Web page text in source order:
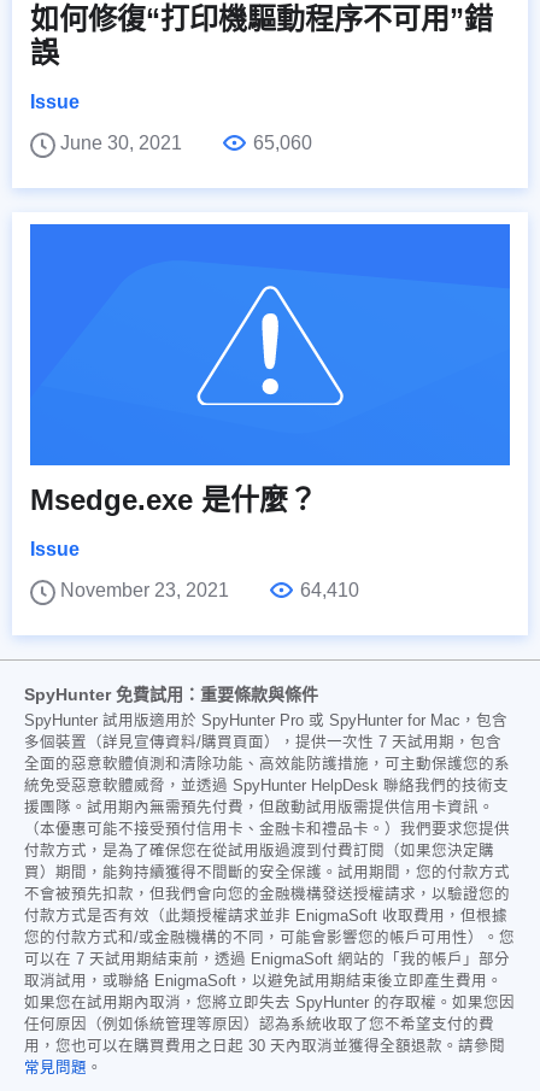
如何修復“打印機驅動程序不可用”錯
誤
Issue
June 30, 2021
65,060
Msedge.exe 是什麼？
Issue
November 23, 2021
64,410
SpyHunter 免費試用：重要條款與條件
SpyHunter 試用版適用於 SpyHunter Pro 或 SpyHunter for Mac，包含
多個裝置（詳見宣傳資料/購買頁面），提供一次性 7 天試用期，包含
全面的惡意軟體偵測和清除功能、高效能防護措施，可主動保護您的系
統免受惡意軟體威脅，並透過 SpyHunter HelpDesk 聯絡我們的技術支
援團隊。試用期內無需預先付費，但啟動試用版需提供信用卡資訊。
（本優惠可能不接受預付信用卡、金融卡和禮品卡。）我們要求您提供
付款方式，是為了確保您在從試用版過渡到付費訂閱（如果您決定購
買）期間，能夠持續獲得不間斷的安全保護。試用期間，您的付款方式
不會被預先扣款，但我們會向您的金融機構發送授權請求，以驗證您的
付款方式是否有效（此類授權請求並非 EnigmaSoft 收取費用，但根據
您的付款方式和/或金融機構的不同，可能會影響您的帳戶可用性）。您
可以在 7 天試用期結束前，透過 EnigmaSoft 網站的「我的帳戶」部分
取消試用，或聯絡 EnigmaSoft，以避免試用期結束後立即產生費用。
如果您在試用期內取消，您將立即失去 SpyHunter 的存取權。如果您因
任何原因（例如係統管理等原因）認為系統收取了您不希望支付的費
用，您也可以在購買費用之日起 30 天內取消並獲得全額退款。請參閱
常見問題 。